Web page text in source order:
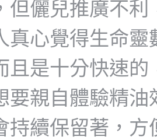
但儷兒推廣不
真心覺得生命
且是十分快速
要親自體驗精
持續保留著，